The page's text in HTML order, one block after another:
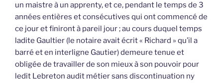
un maistre à un apprenty, et ce, pendant le temps de 3
années entières et consécutives qui ont commencé de
ce jour et finiront à pareil jour ; au cours duquel temps
ladite Gaultier (le notaire avait écrit « Richard » qu’il a
barré et en interligne Gautier) demeure tenue et
obligée de travailler de son mieux à son pouvoir pour
ledit Lebreton audit métier sans discontinuation ny